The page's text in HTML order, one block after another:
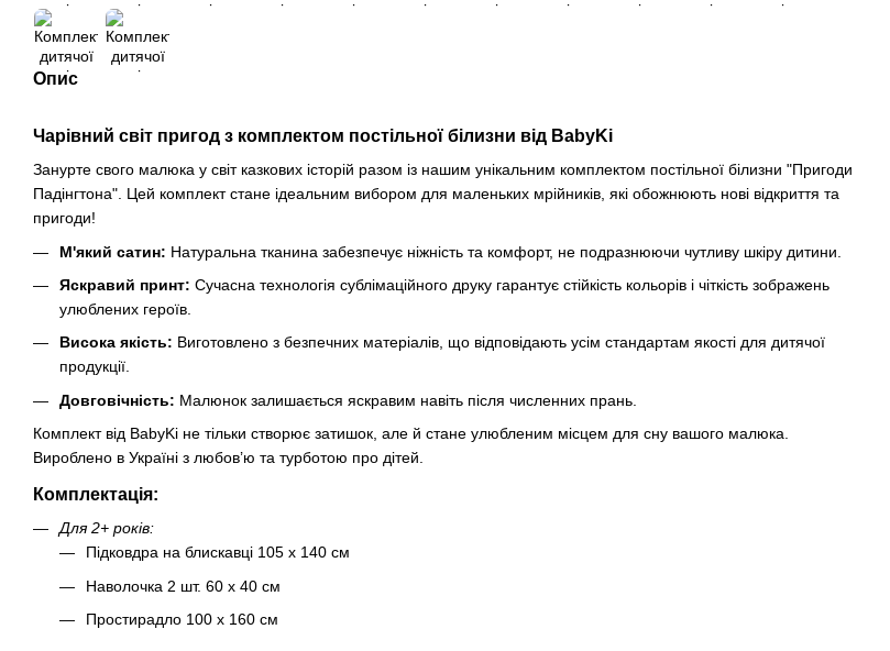
Опис
Чарівний світ пригод з комплектом постільної білизни від BabyKi
Занурте свого малюка у світ казкових історій разом із нашим унікальним комплектом постільної білизни "Пригоди
Падінгтона". Цей комплект стане ідеальним вибором для маленьких мрійників, які обожнюють нові відкриття та
пригоди!
М'який сатин: Натуральна тканина забезпечує ніжність та комфорт, не подразнюючи чутливу шкіру дитини.
Яскравий принт: Сучасна технологія сублімаційного друку гарантує стійкість кольорів і чіткість зображень
улюблених героїв.
Висока якість: Виготовлено з безпечних матеріалів, що відповідають усім стандартам якості для дитячої
продукції.
Довговічність: Малюнок залишається яскравим навіть після численних прань.
Комплект від BabyKi не тільки створює затишок, але й стане улюбленим місцем для сну вашого малюка.
Вироблено в Україні з любов’ю та турботою про дітей.
Комплектація:
Для 2+ років:
Підковдра на блискавці 105 х 140 см
Наволочка 2 шт. 60 х 40 см
Простирадло 100 х 160 см